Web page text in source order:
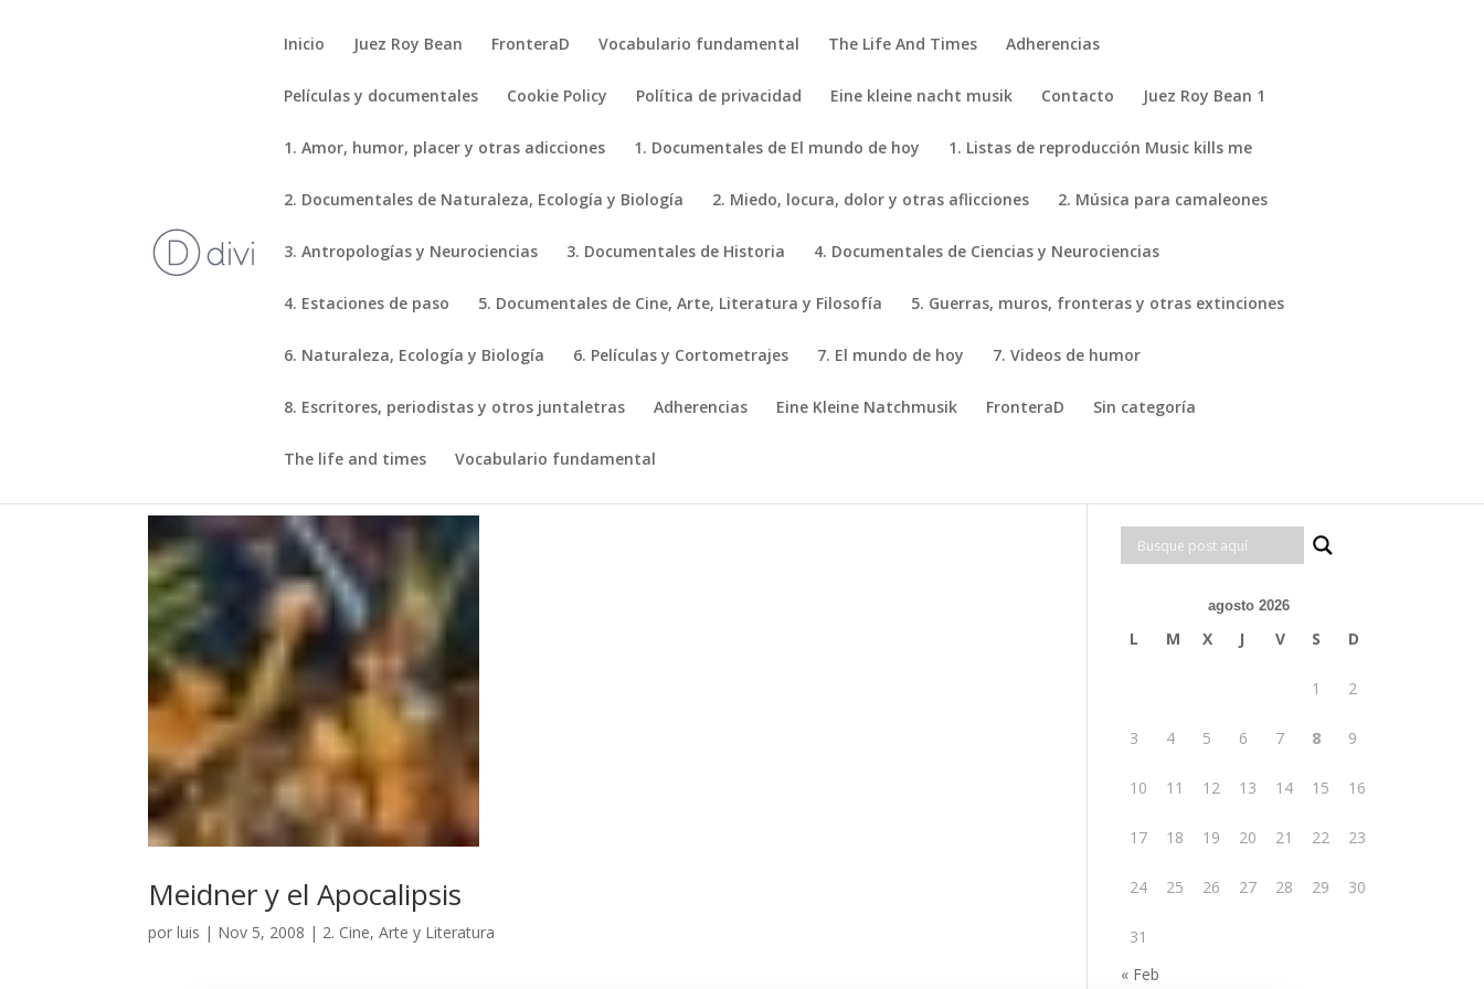
Inicio Juez Roy Bean FronteraD Vocabulario fundamental The Life And Times Adherencias
Películas y documentales Cookie Policy Política de privacidad Eine kleine nacht musik Contacto Juez Roy Bean 1
1. Amor, humor, placer y otras adicciones 1. Documentales de El mundo de hoy 1. Listas de reproducción Music kills me
2. Documentales de Naturaleza, Ecología y Biología 2. Miedo, locura, dolor y otras aflicciones 2. Música para camaleones
3. Antropologías y Neurociencias 3. Documentales de Historia 4. Documentales de Ciencias y Neurociencias
4. Estaciones de paso 5. Documentales de Cine, Arte, Literatura y Filosofía 5. Guerras, muros, fronteras y otras extinciones
6. Naturaleza, Ecología y Biología 6. Películas y Cortometrajes 7. El mundo de hoy 7. Videos de humor
8. Escritores, periodistas y otros juntaletras Adherencias Eine Kleine Natchmusik FronteraD Sin categoría
The life and times Vocabulario fundamental
Meidner y el Apocalipsis
porluis | Nov 5, 2008 | 2. Cine, Arte y Literatura
agosto 2026
L M X J V S D
1 2
3 4 5 6 7 8 9
10 11 12 13 14 15 16
17 18 19 20 21 22 23
24 25 26 27 28 29 30
31
« Feb